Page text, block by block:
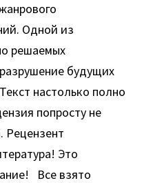
Одной из
решаемых
будущих
настолько полно
попросту не
Рецензент
Это
Все взято